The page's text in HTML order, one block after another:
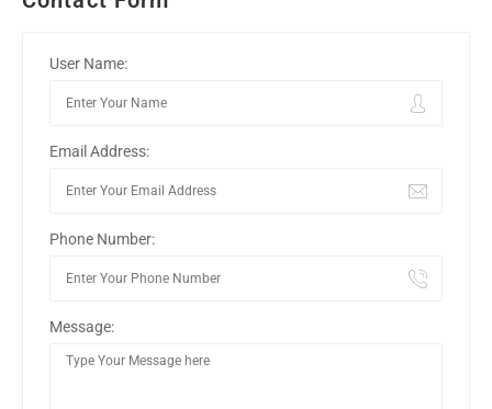
User Name:
Email Address:
Phone Number:
Message: